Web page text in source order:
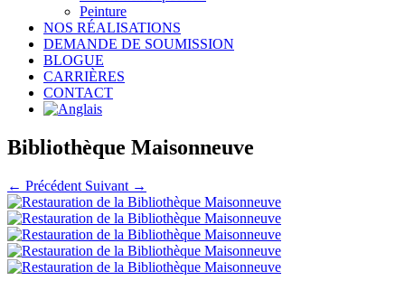
Peinture
NOS RÉALISATIONS
DEMANDE DE SOUMISSION
BLOGUE
CARRIÈRES
CONTACT
Bibliothèque Maisonneuve
← Précédent Suivant →